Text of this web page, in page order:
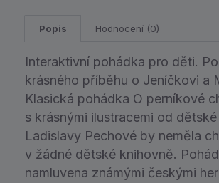
Popis Hodnocení (0)
Interaktivní pohádka pro děti.
krásného příběhu o Jeníčkovi a
Klasická pohádka O perníkové
s krásnými ilustracemi od
Ladislavy Pechové by neměla
v žádné dětské knihovně.
namluvena známými českými